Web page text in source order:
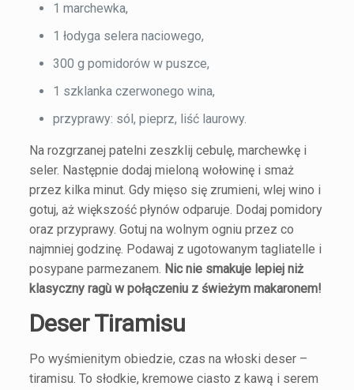
1 marchewka,
1 łodyga selera naciowego,
300 g pomidorów w puszce,
1 szklanka czerwonego wina,
przyprawy: sól, pieprz, liść laurowy.
Na rozgrzanej patelni zeszklij cebulę, marchewkę i
seler. Następnie dodaj mieloną wołowinę i smaż
przez kilka minut. Gdy mięso się zrumieni, wlej wino i
gotuj, aż większość płynów odparuje. Dodaj pomidory
oraz przyprawy. Gotuj na wolnym ogniu przez co
najmniej godzinę. Podawaj z ugotowanym tagliatelle i
posypane parmezanem. Nic nie smakuje lepiej niż
klasyczny ragù w połączeniu z świeżym makaronem!
Deser Tiramisu
Po wyśmienitym obiedzie, czas na włoski deser –
tiramisu. To słodkie, kremowe ciasto z kawą i serem